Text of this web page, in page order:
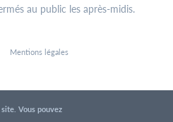
au public les après-midis.
Mentions légales
Vous pouvez